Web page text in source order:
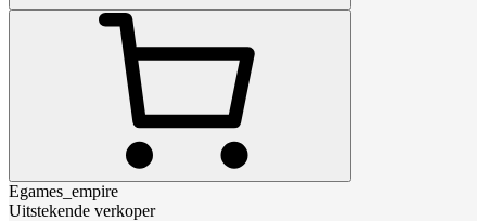
Egames_empire
Uitstekende verkoper